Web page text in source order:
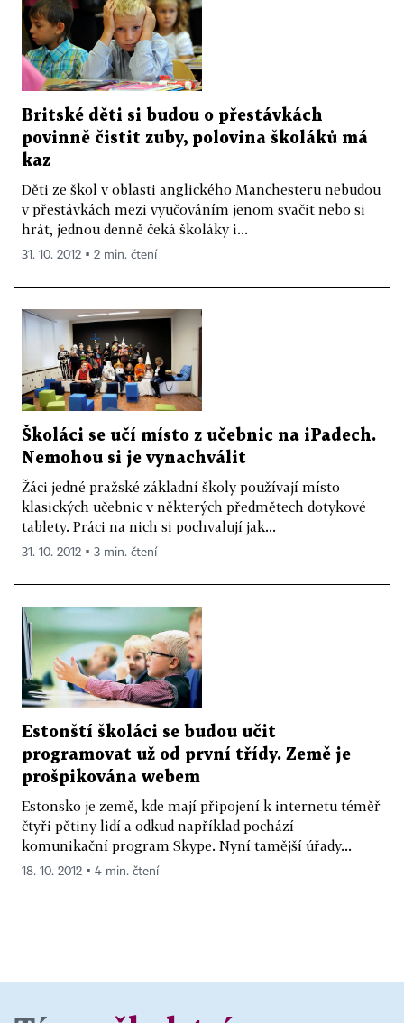
Britské děti si budou o přestávkách
povinně čistit zuby, polovina školáků má
kaz
Děti ze škol v oblasti anglického Manchesteru nebudou
v přestávkách mezi vyučováním jenom svačit nebo si
hrát, jednou denně čeká školáky i...
31. 10. 2012 ▪ 2 min. čtení
Školáci se učí místo z učebnic na iPadech.
Nemohou si je vynachválit
Žáci jedné pražské základní školy používají místo
klasických učebnic v některých předmětech dotykové
tablety. Práci na nich si pochvalují jak...
31. 10. 2012 ▪ 3 min. čtení
Estonští školáci se budou učit
programovat už od první třídy. Země je
prošpikována webem
Estonsko je země, kde mají připojení k internetu téměř
čtyři pětiny lidí a odkud například pochází
komunikační program Skype. Nyní tamější úřady...
18. 10. 2012 ▪ 4 min. čtení